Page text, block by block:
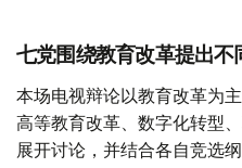
七党围绕教育改革提出不
本场电视辩论以教育改革为
高等教育改革、数字化转型
展开讨论，并结合各自竞选